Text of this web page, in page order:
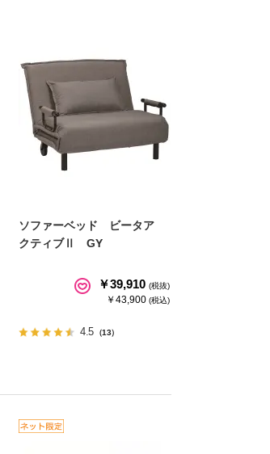
ソファーベッド ビータア
クティブⅡ GY
￥39,910 (税抜)
￥43,900 (税込)
4.5 （13）